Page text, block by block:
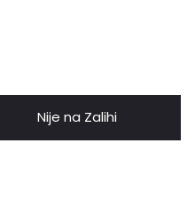
Nije na Zalihi